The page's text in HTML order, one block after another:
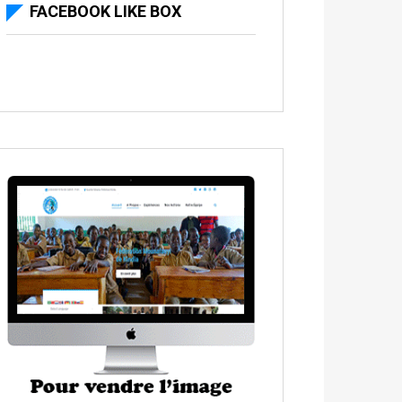
FACEBOOK LIKE BOX